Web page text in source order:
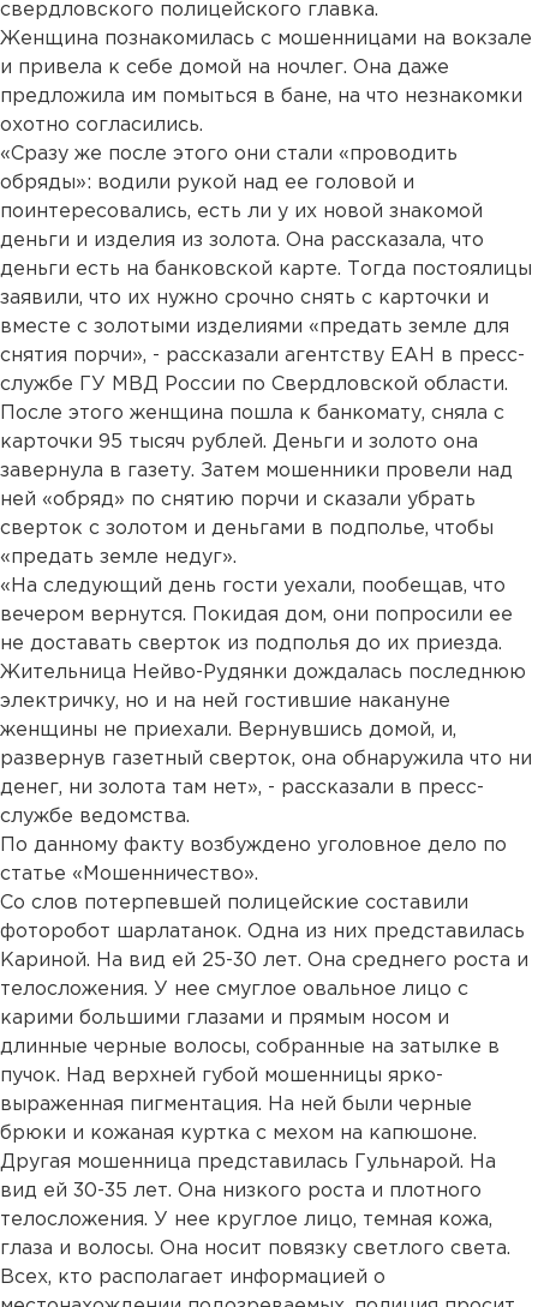
свердловского полицейского главка.
Женщина познакомилась с мошенницами на вокзале
и привела к себе домой на ночлег. Она даже
предложила им помыться в бане, на что незнакомки
охотно согласились.
«Сразу же после этого они стали «проводить
обряды»: водили рукой над ее головой и
поинтересовались, есть ли у их новой знакомой
деньги и изделия из золота. Она рассказала, что
деньги есть на банковской карте. Тогда постоялицы
заявили, что их нужно срочно снять с карточки и
вместе с золотыми изделиями «предать земле для
снятия порчи», - рассказали агентству ЕАН в пресс-
службе ГУ МВД России по Свердловской области.
После этого женщина пошла к банкомату, сняла с
карточки 95 тысяч рублей. Деньги и золото она
завернула в газету. Затем мошенники провели над
ней «обряд» по снятию порчи и сказали убрать
сверток с золотом и деньгами в подполье, чтобы
«предать земле недуг».
«На следующий день гости уехали, пообещав, что
вечером вернутся. Покидая дом, они попросили ее
не доставать сверток из подполья до их приезда.
Жительница Нейво-Рудянки дождалась последнюю
электричку, но и на ней гостившие накануне
женщины не приехали. Вернувшись домой, и,
развернув газетный сверток, она обнаружила что ни
денег, ни золота там нет», - рассказали в пресс-
службе ведомства.
По данному факту возбуждено уголовное дело по
статье «Мошенничество».
Со слов потерпевшей полицейские составили
фоторобот шарлатанок. Одна из них представилась
Кариной. На вид ей 25-30 лет. Она среднего роста и
телосложения. У нее смуглое овальное лицо с
карими большими глазами и прямым носом и
длинные черные волосы, собранные на затылке в
пучок. Над верхней губой мошенницы ярко-
выраженная пигментация. На ней были черные
брюки и кожаная куртка с мехом на капюшоне.
Другая мошенница представилась Гульнарой. На
вид ей 30-35 лет. Она низкого роста и плотного
телосложения. У нее круглое лицо, темная кожа,
глаза и волосы. Она носит повязку светлого света.
Всех, кто располагает информацией о